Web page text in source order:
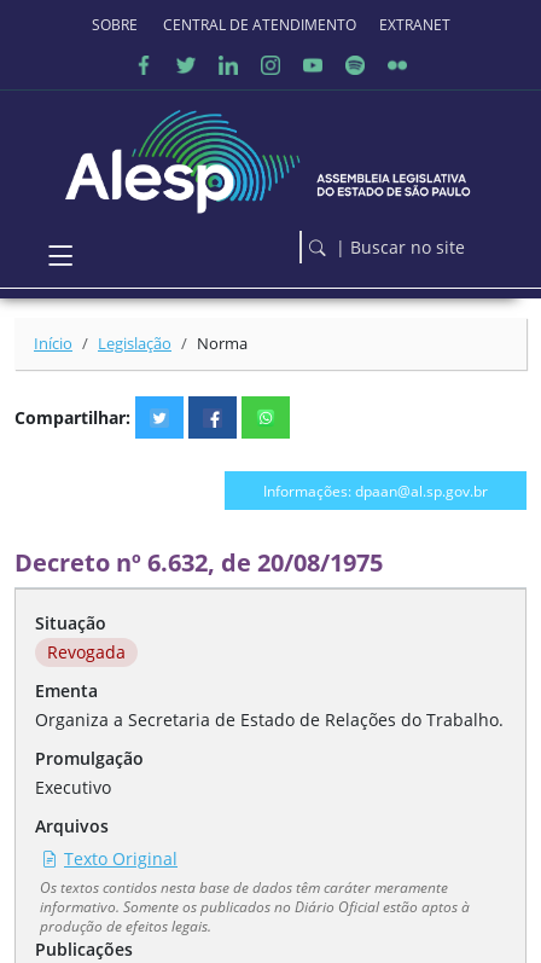
Ir para o conteúdo principal
SOBRE O PORTALCENTRAL DE ATENDIMENTO EXTRANET
| Buscar no site
Início Legislação Norma
Compartilhar:
Informações: dpaan@al.sp.gov.br
Decreto nº 6.632, de 20/08/1975
Situação
Revogada
Ementa
Organiza a Secretaria de Estado de Relações do Trabalho.
Promulgação
Executivo
Arquivos
Texto Original
Os textos contidos nesta base de dados têm caráter meramente
informativo. Somente os publicados no Diário Oficial estão aptos à
produção de efeitos legais.
Publicações